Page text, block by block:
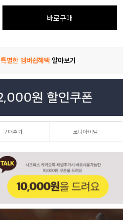
바로구매
특별한 멤버쉽혜택 알아보기
구매후기 코디아이템